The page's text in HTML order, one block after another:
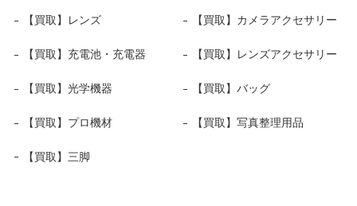
【買取】レンズ 【買取】カメラアクセサリー
【買取】充電池・充電器 【買取】レンズアクセサリー
【買取】光学機器 【買取】バッグ
【買取】プロ機材 【買取】写真整理用品
【買取】三脚